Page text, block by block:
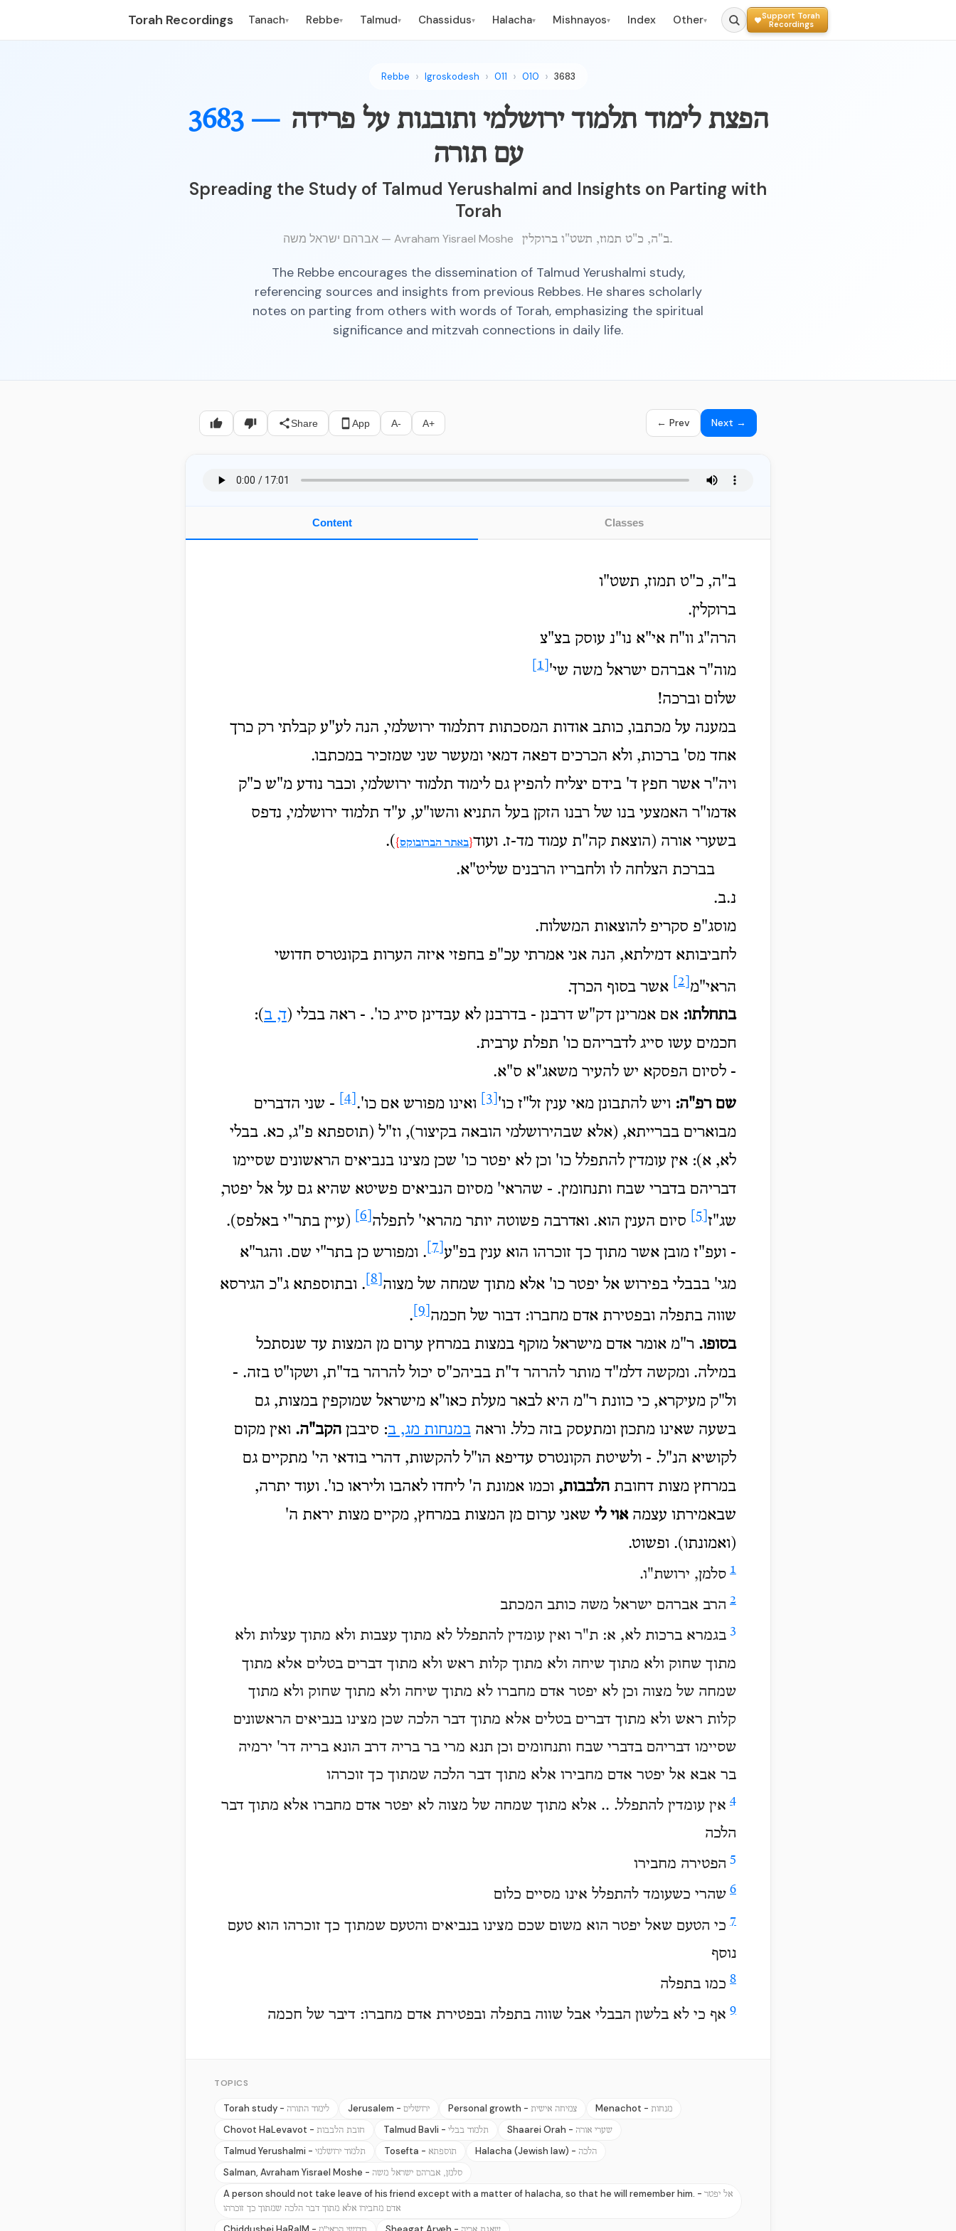
Torah Recordings Tanach▾ Rebbe▾ Talmud▾ Chassidus▾ Halacha▾ Mishnayos▾ Index Other▾
Support Torah
Recordings
Rebbe Igroskodesh 011 010 3683
3683 — הפצת לימוד תלמוד ירושלמי ותובנות על פרידה
עם תורה
Spreading the Study of Talmud Yerushalmi and Insights on Parting with
Torah
אברהם ישראל משה — Avraham Yisrael Moshe ב"ה, כ"ט תמוז, תשט"ו ברוקלין.
The Rebbe encourages the dissemination of Talmud Yerushalmi study,
referencing sources and insights from previous Rebbes. He shares scholarly
notes on parting from others with words of Torah, emphasizing the spiritual
significance and mitzvah connections in daily life.
Share App A- A+ ← Prev Next →
Content Classes
ב"ה, כ"ט תמוז, תשט"ו
ברוקלין.
הרה"ג וו"ח אי"א נו"נ עוסק בצ"צ
מוה"ר אברהם ישראל משה שי'
שלום וברכה!
במענה על מכתבו, כותב אודות המסכתות דתלמוד ירושלמי, הנה לע"ע קבלתי רק כרך
אחד מס' ברכות, ולא הכרכים דפאה דמאי ומעשר שני שמזכיר במכתבו.
ויה"ר אשר חפץ ד' בידם יצליח להפיץ גם לימוד תלמוד ירושלמי, וכבר נודע מ"ש כ"ק
אדמו"ר האמצעי בנו של רבנו הזקן בעל התניא והשו"ע, ע"ד תלמוד ירושלמי, נדפס
בשערי אורה (הוצאת קה"ת עמוד מד-ז. ועוד{באתר הברובוקס}
).
בברכת הצלחה לו ולחבריו הרבנים שליט"א.
נ.ב.
מוסג"פ סקריפ להוצאות המשלוח.
לחביבותא דמילתא, הנה אני אמרתי עכ"פ בחפזי איזה הערות בקונטרס חדושי
הראי"מ
אשר בסוף הכרך.
בתחלתו: אם אמרינן דק"ש דרבנן - בדרבנן לא עבדינן סייג כו'. - ראה בבלי (ד, ב):
חכמים עשו סייג לדבריהם כו' תפלת ערבית.
- לסיום הפסקא יש להעיר משאג"א ס"א.
שם רפ"ה: ויש להתבונן מאי ענין זל"ז כו' ואינו מפורש אם כו'.
- שני הדברים
מבוארים בברייתא, (אלא שבהירושלמי הובאה בקיצור), וז"ל (תוספתא פ"ג, כא. בבלי
לא, א): אין עומדין להתפלל כו' וכן לא יפטר כו' שכן מצינו בנביאים הראשונים שסיימו
דבריהם בדברי שבח ותנחומין. - שהראי' מסיום הנביאים פשיטא שהיא גם על אל יפטר,
שג"ז
סיום הענין הוא. ואדרבה פשוטה יותר מהראי' לתפלה
(עיין בתר"י באלפס).
- ועפ"ז מובן אשר מתוך כך זוכרהו הוא ענין בפ"ע
. ומפורש כן בתר"י שם. והגר"א
מגי' בבבלי בפירוש אל יפטר כו' אלא מתוך שמחה של מצוה
. ובתוספתא ג"כ הגירסא
שווה בתפלה ובפטירת אדם מחברו: דבור של חכמה
.
בסופו. ר"מ אומר אדם מישראל מוקף במצות במרחץ ערום מן המצות עד שנסתכל
במילה. ומקשה דלמ"ד מותר להרהר ד"ת בביהכ"ס יכול להרהר בד"ת, ושקו"ט בזה. -
ול"ק מעיקרא, כי כוונת ר"מ היא לבאר מעלת כאו"א מישראל שמוקפין במצות, גם
בשעה שאינו מתכון ומתעסק בזה כלל. וראה במנחות מג, ב: סיבבן הקב"ה. ואין מקום
לקושיא הנ"ל. - ולשיטת הקונטרס עדיפא הו"ל להקשות, דהרי בודאי הי' מתקיים גם
במרחץ מצות דחובת הלבבות, וכמו אמונת ה' ליחדו לאהבו וליראו כו'. ועוד יתרה,
שבאמירתו עצמהאוי לי שאני ערום מן המצות במרחץ, מקיים מצות יראת ה'
(ואמונתו). ופשוט.
1 סלמן, ירושת"ו.
2 הרב אברהם ישראל משה כותב המכתב
3 בגמרא ברכות לא, א: ת"ר ואין עומדין להתפלל לא מתוך עצבות ולא מתוך עצלות ולא
מתוך שחוק ולא מתוך שיחה ולא מתוך קלות ראש ולא מתוך דברים בטלים אלא מתוך
שמחה של מצוה וכן לא יפטר אדם מחברו לא מתוך שיחה ולא מתוך שחוק ולא מתוך
קלות ראש ולא מתוך דברים בטלים אלא מתוך דבר הלכה שכן מצינו בנביאים הראשונים
שסיימו דבריהם בדברי שבח ותנחומים וכן תנא מרי בר בריה דרב הונא בריה דר' ירמיה
בר אבא אל יפטר אדם מחבירו אלא מתוך דבר הלכה שמתוך כך זוכרהו
4 אין עומדין להתפלל. .. אלא מתוך שמחה של מצוה לא יפטר אדם מחברו אלא מתוך דבר
הלכה
5 הפטירה מחבירו
6 שהרי כשעומד להתפלל אינו מסיים כלום
7 כי הטעם שאל יפטר הוא משום שכם מצינו בנביאים והטעם שמתוך כך זוכרהו הוא טעם
נוסף
8 כמו בתפלה
9 אף כי לא בלשון הבבלי אבל שווה בתפלה ובפטירת אדם מחברו: דיבר של חכמה
TOPICS
Torah study - לימוד התורה Jerusalem - ירושלים Personal growth - צמיחה אישית Menachot - מנחות
Chovot HaLevavot - חובת הלבבות Talmud Bavli - תלמוד בבלי Shaarei Orah - שערי אורה
Talmud Yerushalmi - תלמוד ירושלמי Tosefta - תוספתא Halacha (Jewish law) - הלכה
Salman, Avraham Yisrael Moshe - סלמן, אברהם ישראל משה
A person should not take leave of his friend except with a matter of halacha, so that he will remember him. - אל יפטר
אדם מחבירו אלא מתוך דבר הלכה שמתוך כך זוכרהו